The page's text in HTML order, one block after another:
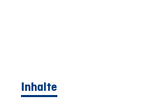
Inhalte